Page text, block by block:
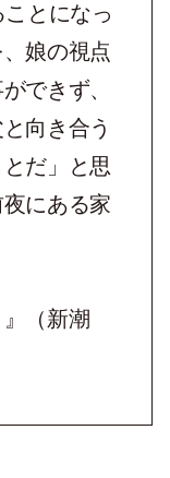
とになっ
娘の視点
できず、
向き合う
だ」と思
にある家
』（新潮